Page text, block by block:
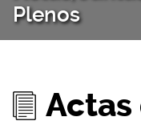
Plenos
Actas